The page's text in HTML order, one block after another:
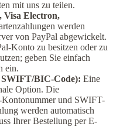
mit uns zu teilen.
Visa Electron,
werden
von PayPal abgewickelt.
Konto zu besitzen oder zu
geben Sie einfach
ein.
BIC-Code): Eine
Option. Die
und SWIFT-
werden automatisch
Ihrer Bestellung per E-